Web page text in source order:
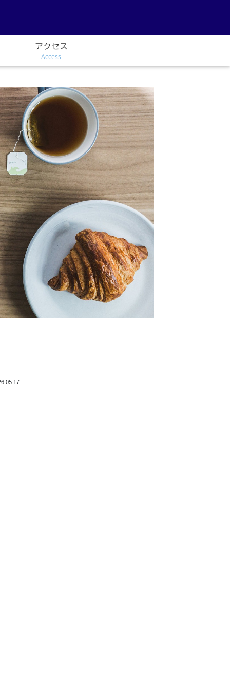
アクセス
Access